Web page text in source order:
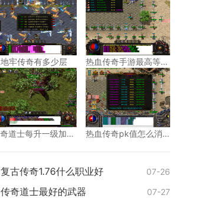
地牢传奇有多少层 热血传奇手游最高等级是多少级的
传奇道士每升一级加什么 热血传奇pk值怎么消掉
复古传奇1.76什么职业好 07-26
传奇道士最好的武器 07-27